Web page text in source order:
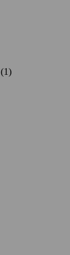
(1)